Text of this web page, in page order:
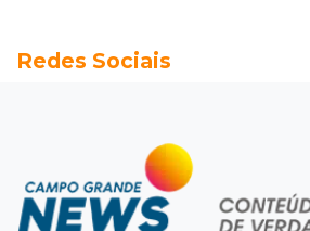
Do 1º prêmio às dívidas,
Fomento
Com só 1,3% do crédito de
indústria de MS pede espaço
Redes Sociais